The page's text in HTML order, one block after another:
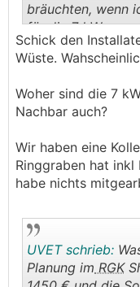
bräuchten, wenn
für die 7 kW.
Schick den
Wüste.
Woher sind die 7
Nachbar auch?
Wir haben eine
Ringgraben hat
habe nichts
UVET schrieb:
Planung im RGK